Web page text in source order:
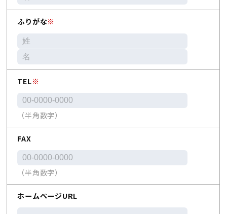
ふりがな※
TEL※
（半角数字）
FAX
（半角数字）
ホームページURL